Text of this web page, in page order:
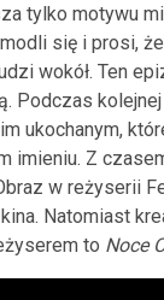
tylko motywu
się i prosi,
wokół. Ten
Podczas
ukochanym,
imieniu. Z
w reżyserii
Natomiast
to Noce